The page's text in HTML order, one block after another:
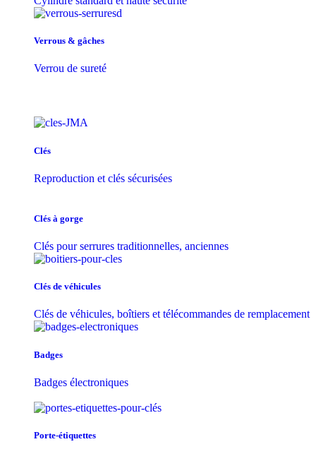
Verrous & gâches
Verrou de sureté
Clés
Reproduction et clés sécurisées
Clés à gorge
Clés pour serrures traditionnelles, anciennes
Clés de véhicules
Clés de véhicules, boîtiers et télécommandes de remplacement
Badges
Badges électroniques
Porte-étiquettes